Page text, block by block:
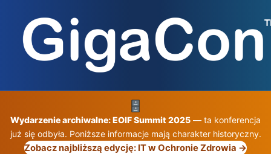
treści
Wydarzenie archiwalne: EOIF Summit 2025 — ta konferencja
już się odbyła. Poniższe informacje mają charakter historyczny.
Zobacz najbliższą edycję: IT w Ochronie Zdrowia →